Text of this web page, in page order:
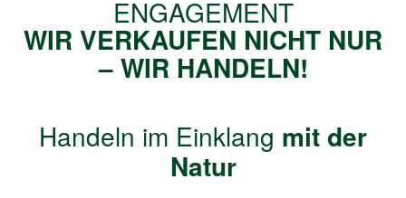
ENGAGEMENT
WIR VERKAUFEN NICHT NUR
– WIR HANDELN!
Handeln im Einklang mit der
Natur